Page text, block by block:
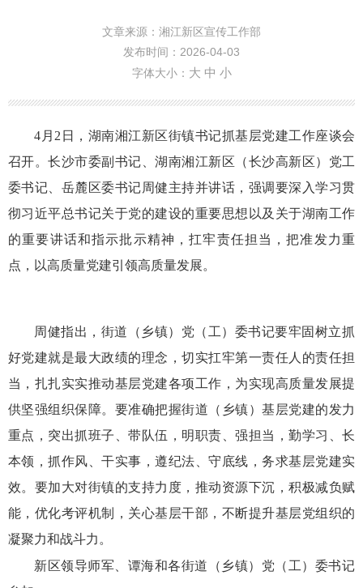
文章来源：湘江新区宣传工作部
发布时间：2026-04-03
字体大小： 大 中 小
4月2日，湖南湘江新区街镇书记抓基层党建工作座谈会
召开。长沙市委副书记、湖南湘江新区（长沙高新区）党工
委书记、岳麓区委书记周健主持并讲话，强调要深入学习贯
彻习近平总书记关于党的建设的重要思想以及关于湖南工作
的重要讲话和指示批示精神，扛牢责任担当，把准发力重
点，以高质量党建引领高质量发展。
周健指出，街道（乡镇）党（工）委书记要牢固树立抓
好党建就是最大政绩的理念，切实扛牢第一责任人的责任担
当，扎扎实实推动基层党建各项工作，为实现高质量发展提
供坚强组织保障。要准确把握街道（乡镇）基层党建的发力
重点，突出抓班子、带队伍，明职责、强担当，勤学习、长
本领，抓作风、干实事，遵纪法、守底线，务求基层党建实
效。要加大对街镇的支持力度，推动资源下沉，积极减负赋
能，优化考评机制，关心基层干部，不断提升基层党组织的
凝聚力和战斗力。
新区领导师军、谭海和各街道（乡镇）党（工）委书记